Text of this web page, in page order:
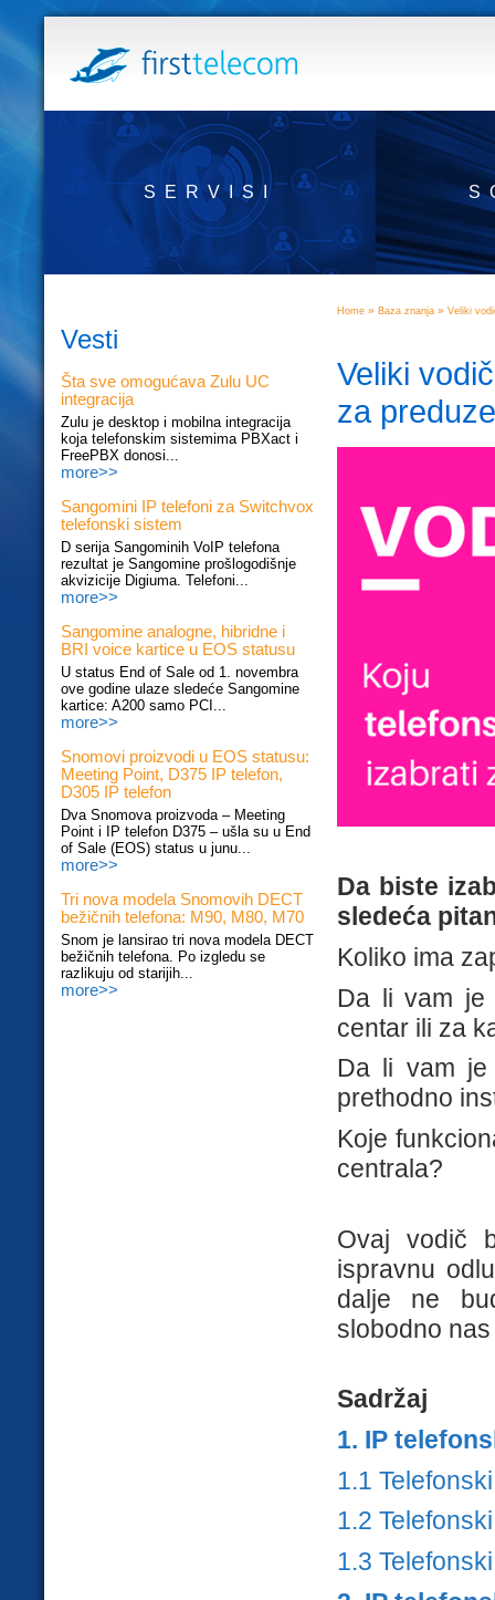
SERVISI
Vesti
Šta sve omogućava Zulu UC
integracija
Zulu je desktop i mobilna integracija
koja telefonskim sistemima PBXact i
FreePBX donosi...
more>>
Sangomini IP telefoni za Switchvox
telefonski sistem
D serija Sangominih VoIP telefona
rezultat je Sangomine prošlogodišnje
akvizicije Digiuma. Telefoni...
more>>
Sangomine analogne, hibridne i
BRI voice kartice u EOS statusu
U status End of Sale od 1. novembra
ove godine ulaze sledeće Sangomine
kartice: A200 samo PCI...
more>>
Snomovi proizvodi u EOS statusu:
Meeting Point, D375 IP telefon,
D305 IP telefon
Dva Snomova proizvoda – Meeting
Point i IP telefon D375 – ušla su u End
of Sale (EOS) status u junu...
more>>
Tri nova modela Snomovih DECT
bežičnih telefona: M90, M80, M70
Snom je lansirao tri nova modela DECT
bežičnih telefona. Po izgledu se
razlikuju od starijih...
more>>
Home » Baza znanja » Veliki
Veliki
za
Da biste
sledeća
Koliko ima
Da li vam je
centar ili za
Da li vam je
prethodno
Koje
centrala?
Ovaj vodič
ispravnu
dalje ne
slobodno
Sadržaj
1. IP
1.1
1.2
1.3